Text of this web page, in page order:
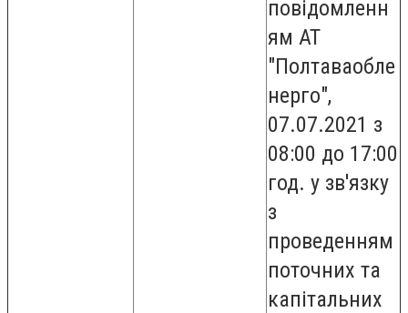
повідомленн
ям АТ
"Полтаваобле
нерго",
07.07.2021 з
08:00 до 17:00
год. у зв'язку
з
проведенням
поточних та
капітальних